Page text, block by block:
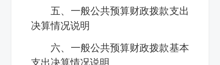
五、一般公共预算财政拨款支出
决算情况说明
六、一般公共预算财政拨款基本
支出决算情况说明